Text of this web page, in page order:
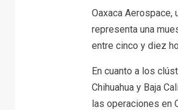
Oaxaca Aerospace,
representa una
entre cinco y diez
En cuanto a los
Chihuahua y Baja
las operaciones en